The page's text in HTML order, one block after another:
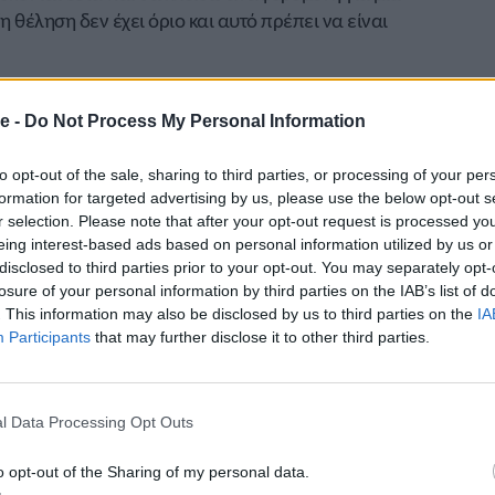
- Do Not Process My Personal Information
opt-out of the sale, sharing to third parties, or processing of your
for targeted advertising by us, please use the below opt-out
selection. Please note that after your opt-out request is processed
interest-based ads based on personal information utilized by us
to third parties prior to your opt-out. You may separately
of your personal information by third parties on the IAB’s list of
This information may also be disclosed by us to third parties on the
Participants that may further disclose it to other third parties.
Data Processing Opt Outs
opt-out of the Sharing of my personal data.
δεν έχει όριο και αυτό πρέπει να είναι
γραμματέας του ΕΟΤ,
με τον ΣΕΓΑΣ, για ένα μεγάλο γεγονός
αθλητικό γεγονός, αλλά είναι η ευκαιρία
να δείξουμε τι είναι Ελλάδα. Χαίρομαι που
που θα έχουμε πολλά να μας πουν σε αυτό το
εκεί να το στηρίζουμε».
η παρουσίαση τηςΑντιγόνηςΝτρισμπιώτη, που
δύσκολες στιγμές. Για τον αθλητισμό στα πρώτα
μοναδικές επιτυχίες, όπως τα δύο χρυσά
Για τη δουλειά της στο στέκι της κυρά
για να φτάσει εκεί που έφτασε. Η πρωταθλήτρια
για μια ακόμη φορά πως η θέληση, η επιμονή
δικιά του ιστορία, ένα ταξίδι και μια